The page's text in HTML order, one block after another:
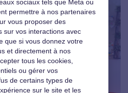
sociaux tels que Meta ou
permettre à nos partenaires
vous proposer des
sur vos interactions avec
que si vous donnez votre
et directement à nos
tous les cookies,
ou gérer vos
de certains types de
sur le site et les